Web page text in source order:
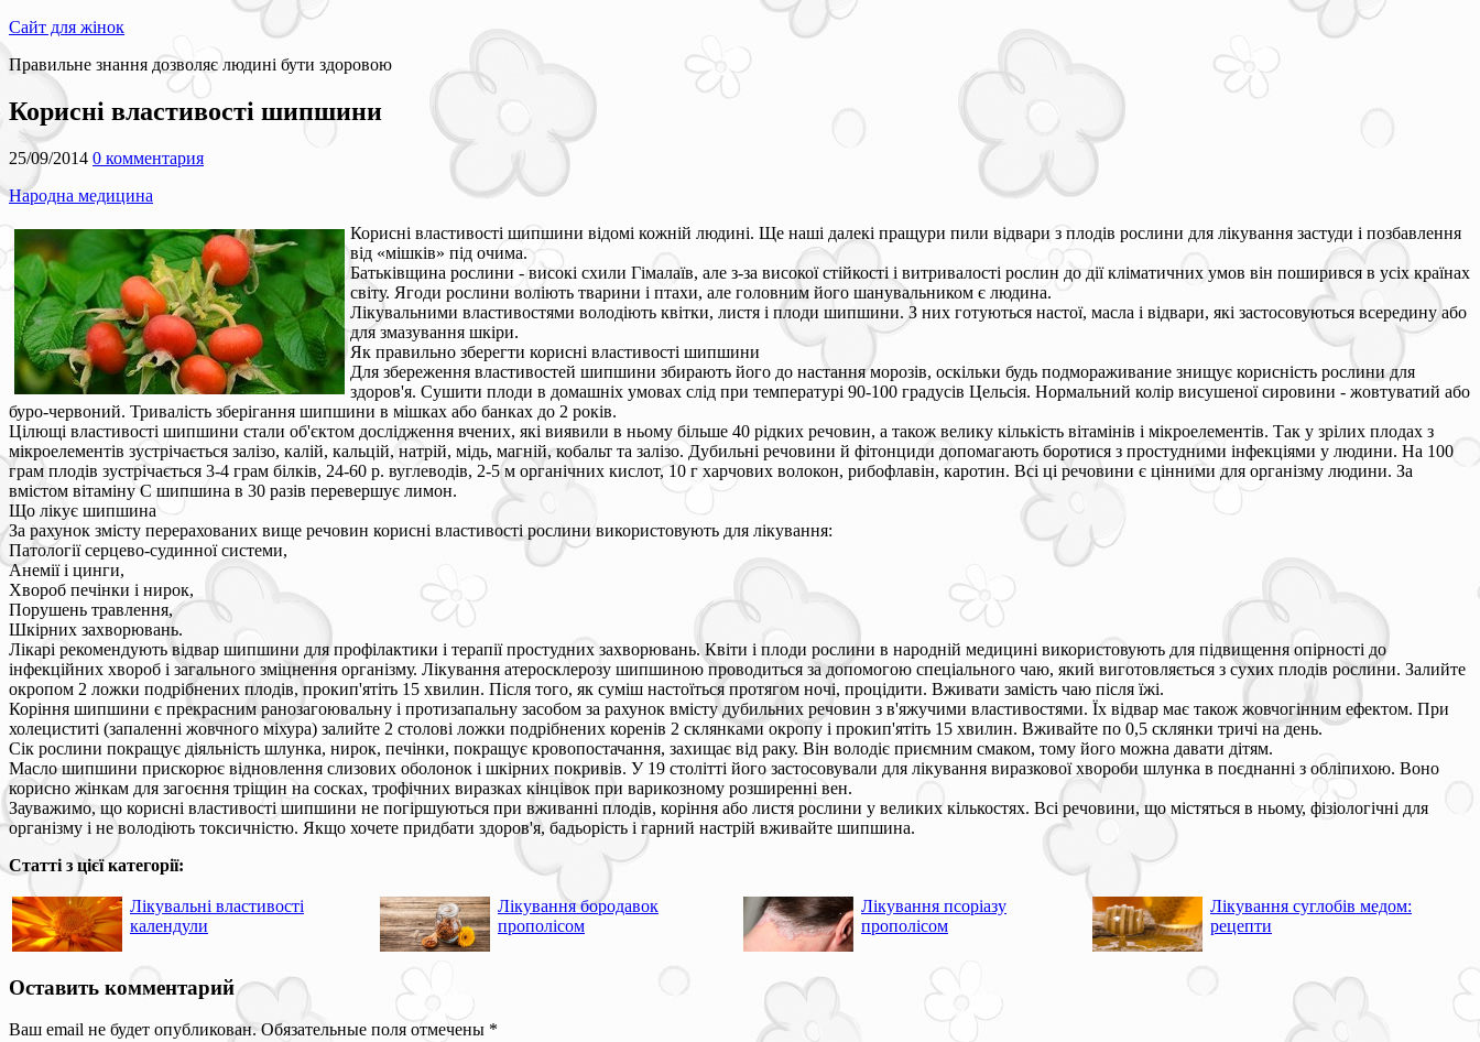
Сайт для жінок
Правильне знання дозволяє людині бути здоровою
Корисні властивості шипшини
25/09/2014 0 комментария
Народна медицина
Корисні властивості шипшини відомі кожній людині. Ще наші далекі пращури пили відвари з плодів рослини для лікування застуди і позбавлення
від «мішків» під очима.
Батьківщина рослини - високі схили Гімалаїв, але з-за високої стійкості і витривалості рослин до дії кліматичних умов він поширився в усіх країнах
світу. Ягоди рослини воліють тварини і птахи, але головним його шанувальником є людина.
Лікувальними властивостями володіють квітки, листя і плоди шипшини. З них готуються настої, масла і відвари, які застосовуються всередину або
для змазування шкіри.
Як правильно зберегти корисні властивості шипшини
Для збереження властивостей шипшини збирають його до настання морозів, оскільки будь подмораживание знищує корисність рослини для
здоров'я. Сушити плоди в домашніх умовах слід при температурі 90-100 градусів Цельсія. Нормальний колір висушеної сировини - жовтуватий або
буро-червоний. Тривалість зберігання шипшини в мішках або банках до 2 років.
Цілющі властивості шипшини стали об'єктом дослідження вчених, які виявили в ньому більше 40 рідких речовин, а також велику кількість вітамінів і мікроелементів. Так у зрілих плодах з
мікроелементів зустрічається залізо, калій, кальцій, натрій, мідь, магній, кобальт та залізо. Дубильні речовини й фітонциди допомагають боротися з простудними інфекціями у людини. На 100
грам плодів зустрічається 3-4 грам білків, 24-60 р. вуглеводів, 2-5 м органічних кислот, 10 г харчових волокон, рибофлавін, каротин. Всі ці речовини є цінними для організму людини. За
вмістом вітаміну С шипшина в 30 разів перевершує лимон.
Що лікує шипшина
За рахунок змісту перерахованих вище речовин корисні властивості рослини використовують для лікування:
Патології серцево-судинної системи,
Анемії і цинги,
Хвороб печінки і нирок,
Порушень травлення,
Шкірних захворювань.
Лікарі рекомендують відвар шипшини для профілактики і терапії простудних захворювань. Квіти і плоди рослини в народній медицині використовують для підвищення опірності до
інфекційних хвороб і загального зміцнення організму. Лікування атеросклерозу шипшиною проводиться за допомогою спеціального чаю, який виготовляється з сухих плодів рослини. Залийте
окропом 2 ложки подрібнених плодів, прокип'ятіть 15 хвилин. Після того, як суміш настоїться протягом ночі, процідити. Вживати замість чаю після їжі.
Коріння шипшини є прекрасним ранозагоювальну і протизапальну засобом за рахунок вмісту дубильних речовин з в'яжучими властивостями. Їх відвар має також жовчогінним ефектом. При
холециститі (запаленні жовчного міхура) залийте 2 столові ложки подрібнених коренів 2 склянками окропу і прокип'ятіть 15 хвилин. Вживайте по 0,5 склянки тричі на день.
Сік рослини покращує діяльність шлунка, нирок, печінки, покращує кровопостачання, захищає від раку. Він володіє приємним смаком, тому його можна давати дітям.
Масло шипшини прискорює відновлення слизових оболонок і шкірних покривів. У 19 столітті його застосовували для лікування виразкової хвороби шлунка в поєднанні з обліпихою. Воно
корисно жінкам для загоєння тріщин на сосках, трофічних виразках кінцівок при варикозному розширенні вен.
Зауважимо, що корисні властивості шипшини не погіршуються при вживанні плодів, коріння або листя рослини у великих кількостях. Всі речовини, що містяться в ньому, фізіологічні для
організму і не володіють токсичністю. Якщо хочете придбати здоров'я, бадьорість і гарний настрій вживайте шипшина.
Статті з цієї категорії:
Лікувальні властивості
календули
Лікування бородавок
прополісом
Лікування псоріазу
прополісом
Лікування суглобів медом:
рецепти
Оставить комментарий
Ваш email не будет опубликован. Обязательные поля отмечены *